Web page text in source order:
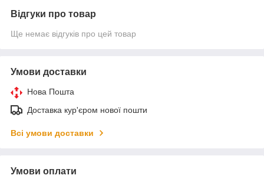
Відгуки про товар
Ще немає відгуків про цей товар
Умови доставки
Нова Пошта
Доставка кур'єром нової пошти
Всі умови доставки
Умови оплати